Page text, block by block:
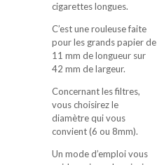
cigarettes longues.
C’est une rouleuse faite
pour les grands papier de
11 mm de longueur sur
42 mm de largeur.
Concernant les filtres,
vous choisirez le
diamètre qui vous
convient (6 ou 8mm).
Un mode d’emploi vous